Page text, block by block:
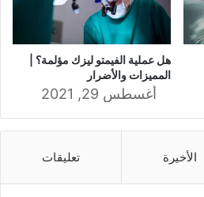
هل عملية الفيمتو ليزك مؤلمة؟ |
المميزات والأضرار
أغسطس 29, 2021
الأخيرة تعليقات